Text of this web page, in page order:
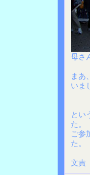
母さ
まあ
いま
とい
た。
ご参
た。
文責